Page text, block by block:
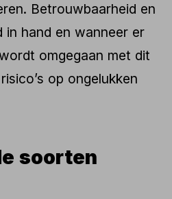
Betrouwbaarheid en
in hand en wanneer er
omgegaan met dit
op ongelukken
soorten